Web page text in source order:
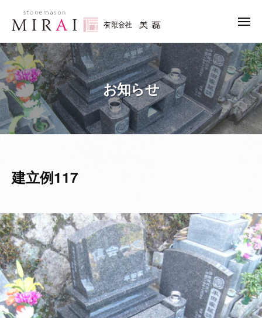
ン
ツ
へ
ス
ッ
有
限
会
社
美
磊
ら
い
石
の
こ
と
な
ら
「
い
お
ま
か
せ
メ
ュ
ー
お知らせ
建立例117
会
社
美
磊
（
み
ら
い